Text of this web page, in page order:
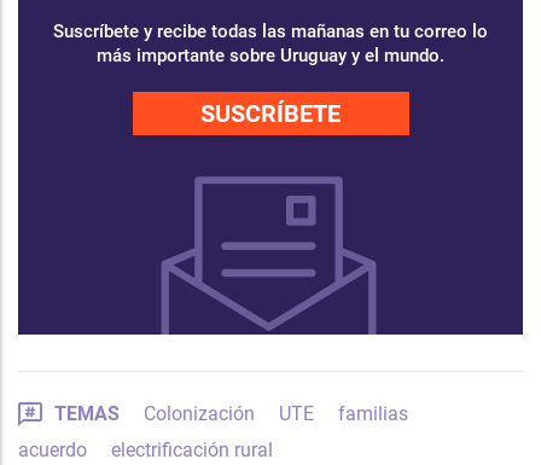
Suscríbete y recibe todas las mañanas en tu correo lo
más importante sobre Uruguay y el mundo.
SUSCRÍBETE
TEMAS Colonización UTE
familias
acuerdo
electrificación rural